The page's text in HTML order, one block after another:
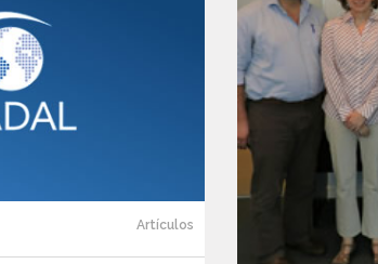
Artículos